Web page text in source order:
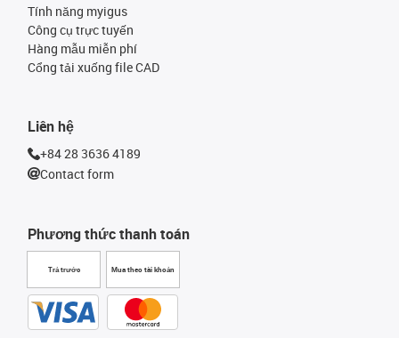
Phương thức thanh toán
Trả trước Mua theo tài khoản
Tính năng myigus
Công cụ trực tuyến
Hàng mẫu miễn phí
Cổng tải xuống file CAD
Liên hệ
+84 28 3636 4189
Contact form